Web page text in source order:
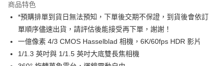
合作金庫商業銀行
華南商業銀行
彰化商業銀行
上海商業儲蓄銀行
台北富邦商業銀行
國泰世華商業銀行
兆豐國際商業銀行
臺灣中小企業銀行
台中商業銀行
匯豐（台灣）商業銀行
華泰商業銀行
6 期 0 利率 每期
華南商業銀行
彰化商業銀行
上海商業儲蓄銀行
台北富邦商業銀行
國泰世華商業銀行
兆豐國際商業銀行
12 期 0 利率 每期 NT$8,291 21家銀行
合作金庫商業銀行
第一商業銀行
上海商業儲蓄銀行
台北富邦商業銀行
LINE Pay
Apple Pay
商品特色
*預購排單到貨日無法預知，下單後交期不保證，到貨後會依訂
單順序儘速出貨，請評估後能接受再下單，謝謝！
一億像素 4/3 CMOS Hasselblad 相機，6K/60fps HDR 影片
1/1.3 英吋與 1/1.5 英吋大底雙長焦相機